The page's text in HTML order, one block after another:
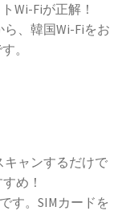
Wi-Fiが正解！
、韓国Wi-Fiをお
。
キャンするだけで
め！
す。SIMカードを